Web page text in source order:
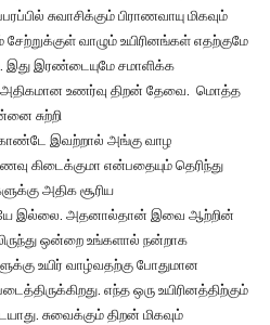
சுவாசிக்கும் பிராணவாயு மிகவும்
வாழும் உயிரினங்கள் எதற்குமே
இது இரண்டையுமே சமாளிக்க
அதிகமான உணர்வு திறன் தேவை. மொத்த
சுற்றி
இவற்றால் அங்கு வாழ
கிடைக்குமா என்பதையும் தெரிந்து
அதிக சூரிய
இல்லை. அதனால்தான் இவை ஆற்றின்
ஒன்றை உங்களால் நன்றாக
உயிர் வாழ்வதற்கு போதுமான
எந்த ஒரு உயிரினத்திற்கும்
சுவைக்கும் திறன் மிகவும்